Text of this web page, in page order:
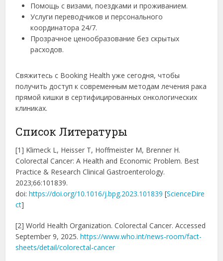
Помощь с визами, поездками и проживанием.
Услуги переводчиков и персонального
координатора 24/7.
Прозрачное ценообразование без скрытых
расходов.
Свяжитесь с Booking Health уже сегодня, чтобы
получить доступ к современным методам лечения рака
прямой кишки в сертифицированных онкологических
клиниках.
Список Литературы
[1] Klimeck L, Heisser T, Hoffmeister M, Brenner H.
Colorectal Cancer: A Health and Economic Problem. Best
Practice & Research Clinical Gastroenterology.
2023;66:101839.
doi:https://doi.org/10.1016/j.bpg.2023.101839 [ScienceDire
ct]
[2] World Health Organization. Colorectal Cancer. Accessed
September 9, 2025.https://www.who.int/news-room/fact-
sheets/detail/colorectal-cancer